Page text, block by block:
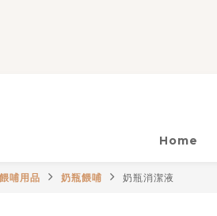
Home
餵哺用品 奶瓶餵哺 奶瓶消潔液